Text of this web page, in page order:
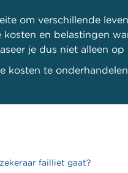
om verschillende
kosten en belastingen
je dus niet alleen
kosten te
failliet gaat?